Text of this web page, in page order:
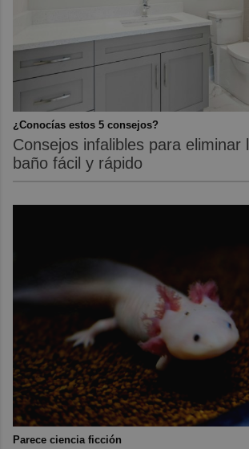
¿Conocías estos 5 consejos?
Consejos infalibles para eliminar
baño fácil y rápido
Parece ciencia ficción